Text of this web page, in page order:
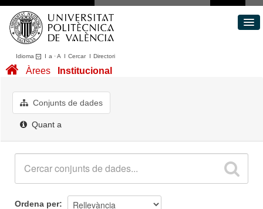
Idioma I a ·A I CercarI Directori
Conjunts de dades
Quant a
Àrees Institucional
Conjunts de dades
Quant a
Ordena per